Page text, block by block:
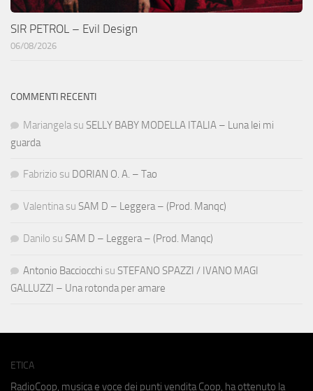
SIR PETROL – Evil Design
06/08/2026
COMMENTI RECENTI
Mariangela su SELLY BABY MODELLA ITALIA – Luna lei mi
guarda
Fabrizio su DORIAN O. A. – Tao
Valentina su SAM D – Leggera – (Prod. Manqc)
Danilo su SAM D – Leggera – (Prod. Manqc)
Antonio Bacciocchi su STEFANO SPAZZI / IVANO MAGI
GALLUZZI – Una rotonda per amare
ETICA
RadioCoop, musica e voce dei punti vendita Coop, ha ottenuto la